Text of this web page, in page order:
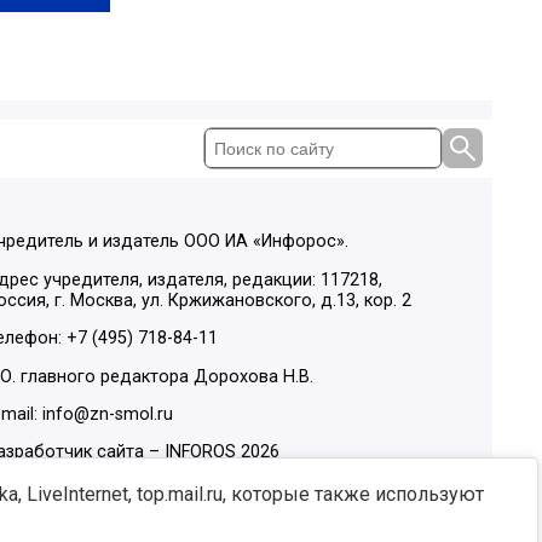
и издатель ООО ИА «Инфорос».
учредителя, издателя, редакции: 117218,
г. Москва, ул. Кржижановского, д.13, кор. 2
+7 (495) 718-84-11
главного редактора Дорохова Н.В.
info@zn-smol.ru
сайта –
INFOROS 2026
в социальных сетях:
LiveInternet, top.mail.ru, которые также используют